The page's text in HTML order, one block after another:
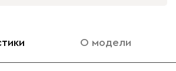
О модели